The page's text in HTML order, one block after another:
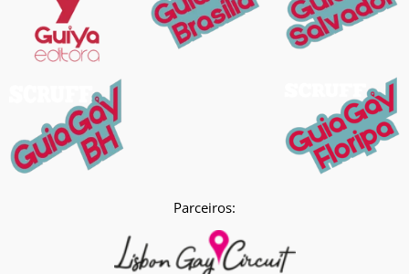
Parceiros: